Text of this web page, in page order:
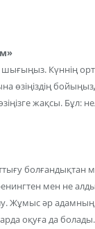
Күннің
өзіңіздің
жақсы. Бұл:
мен не
Жұмыс әр
оқуға да